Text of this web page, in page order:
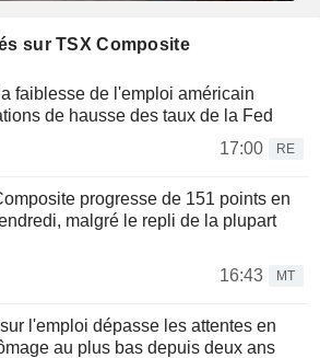
sur TSX Composite
faiblesse de l'emploi américain
de hausse des taux de la Fed
17:00
RE
progresse de 151 points en
malgré le repli de la plupart
16:43
MT
l'emploi dépasse les attentes en
au plus bas depuis deux ans